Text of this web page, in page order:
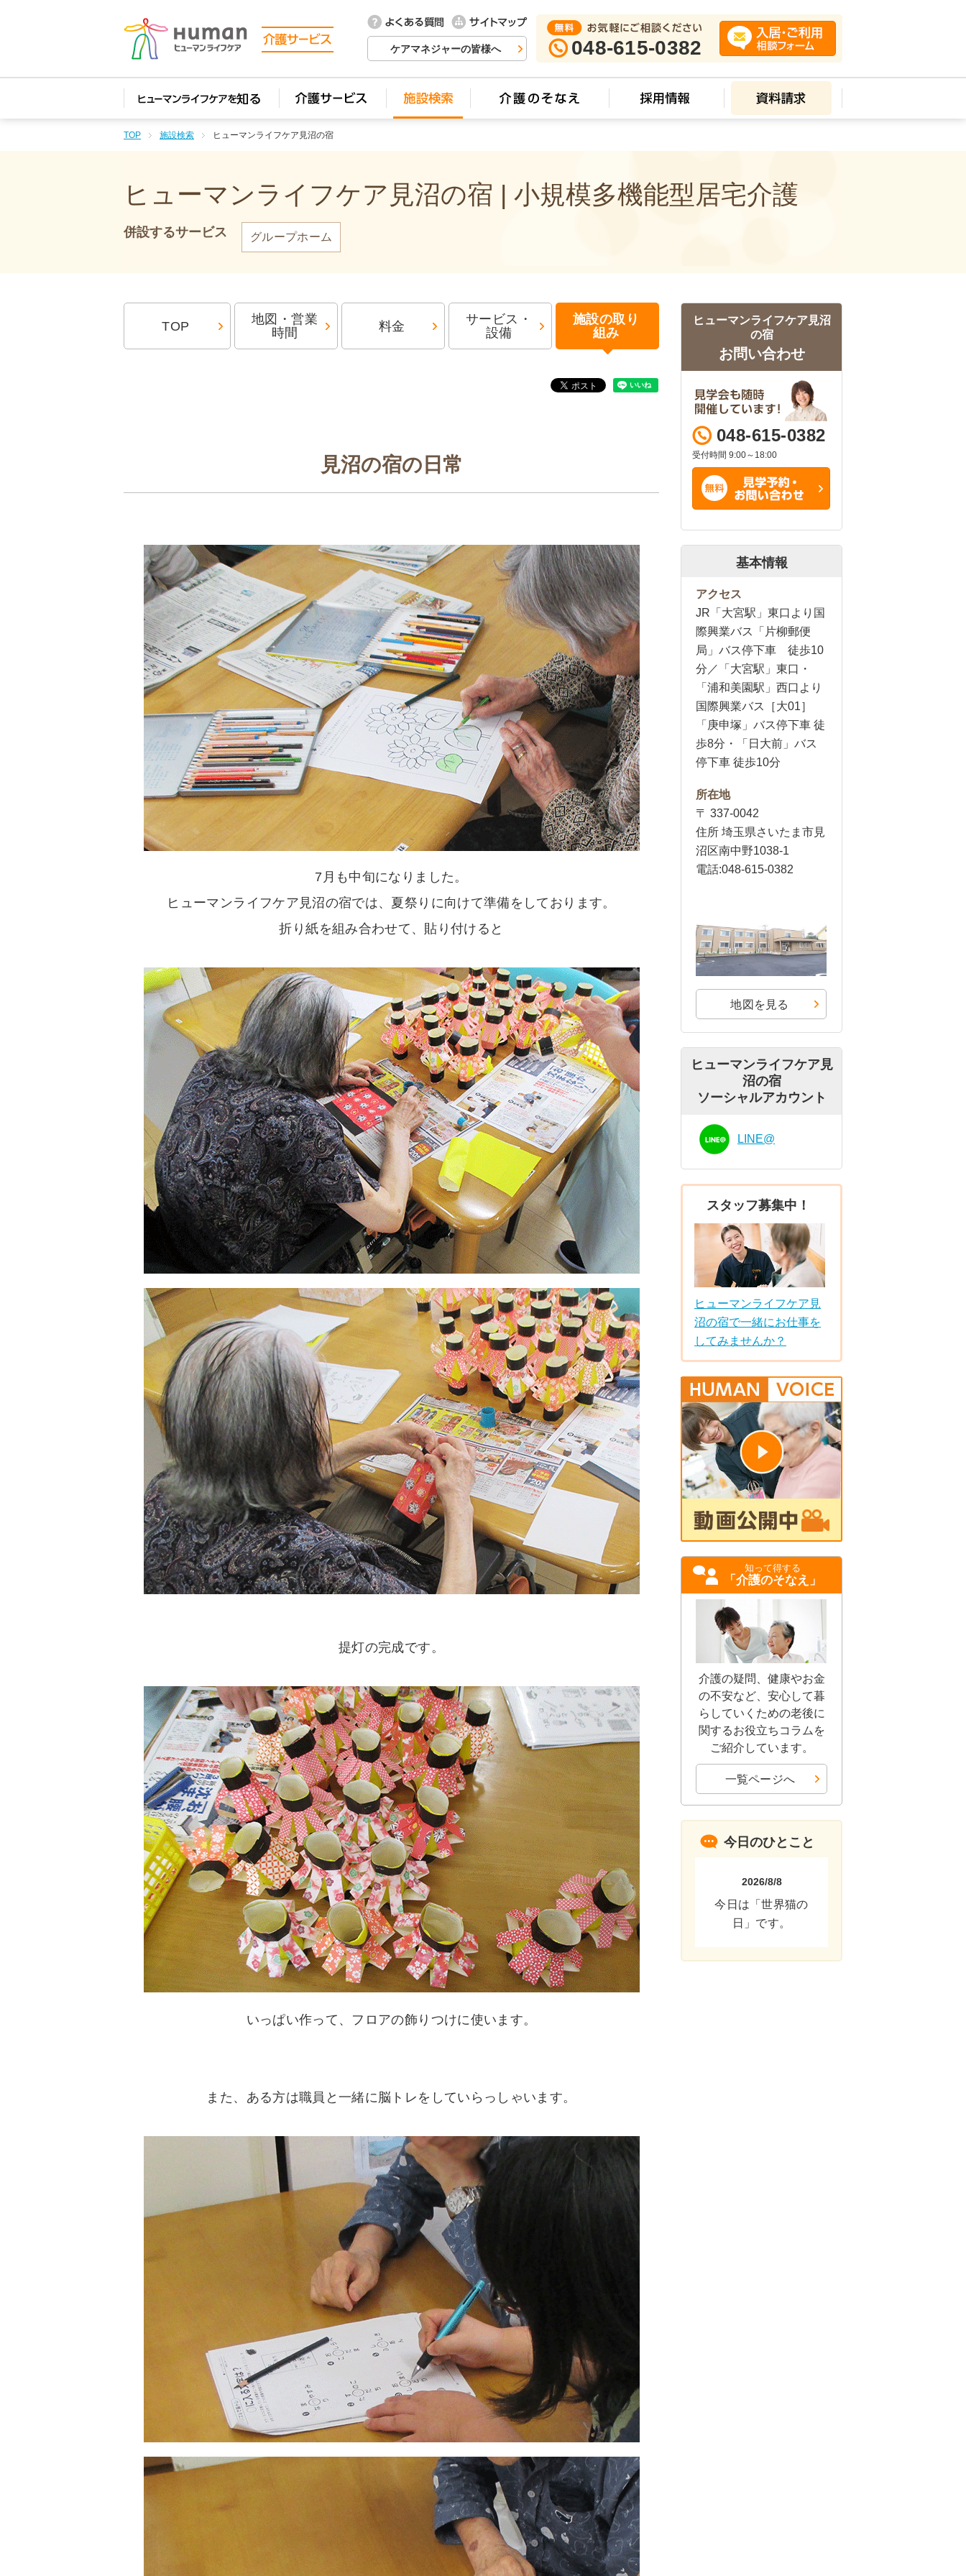
ケアマネジャーの皆様へ 048-615-0382
TOP 施設検索 ヒューマンライフケア見沼の宿
ヒューマンライフケア見沼の宿 | 小規模多機能型居宅介護
併設するサービス グループホーム
TOP
地図・営業
時間
料金
サービス・
設備
施設の取り
組み
見沼の宿の日常
7月も中旬になりました。
ヒューマンライフケア見沼の宿では、夏祭りに向けて準備をしております。
折り紙を組み合わせて、貼り付けると
提灯の完成です。
いっぱい作って、フロアの飾りつけに使います。
また、ある方は職員と一緒に脳トレをしていらっしゃいます。
ヒューマンライフケア見沼
の宿
お問い合わせ
048-615-0382
受付時間 9:00～18:00
基本情報
アクセス
JR「大宮駅」東口より国
際興業バス「片柳郵便
局」バス停下車 徒歩10
分／「大宮駅」東口・
「浦和美園駅」西口より
国際興業バス［大01］
「庚申塚」バス停下車 徒
歩8分・「日大前」バス
停下車 徒歩10分
所在地
〒 337-0042
住所 埼玉県さいたま市見
沼区南中野1038-1
電話:048-615-0382
地図を見る
ヒューマンライフケア見
沼の宿
ソーシャルアカウント
LINE@
スタッフ募集中！
ヒューマンライフケア見
沼の宿で一緒にお仕事を
してみませんか？
知って得する
「介護のそなえ」
介護の疑問、健康やお金
の不安など、安心して暮
らしていくための老後に
関するお役立ちコラムを
ご紹介しています。
一覧ページへ
今日のひとこと
2026/8/8
今日は「世界猫の
日」です。